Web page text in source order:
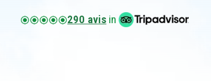
290 avis in